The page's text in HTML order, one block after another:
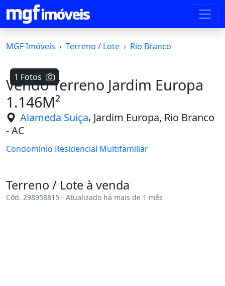
MGF Imóveis Terreno / Lote Rio Branco
1 Fotos
Vendo Terreno Jardim Europa
1.146M²
Alameda Suíça, Jardim Europa, Rio Branco
- AC
Condomínio Residencial Multifamiliar
Terreno / Lote à venda
Cód. 298958815 - Atualizado há mais de 1 mês